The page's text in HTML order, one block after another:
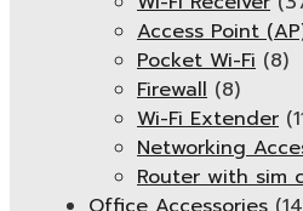
Access Point
Pocket Wi-Fi (8)
Firewall (8)
Wi-Fi Extender
Networking
Router with sim